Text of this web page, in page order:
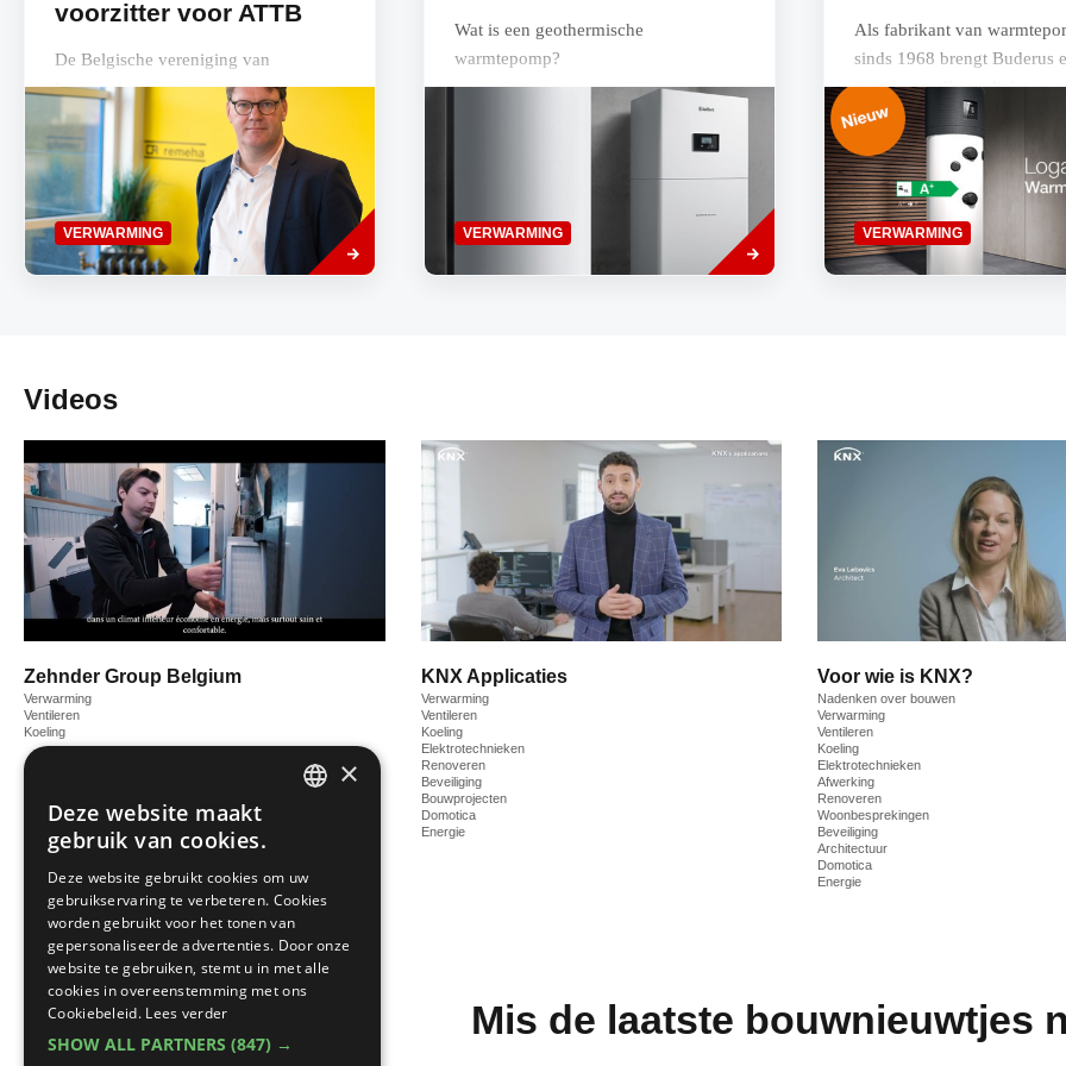
voorzitter voor ATTB
De Belgische vereniging van
leveranciers van
verwarmingsmateriaal, ATTB, heeft
sinds 28 april 2023 een nieuwe raad
van bestuur en een nieuwe...
VERWARMING
meer
Wat is een geothermische
warmtepomp?
VERWARMING
Read
more
Als fabrikant van
sinds 1968 brengt Buderus
versie van zijn sanitaire
op de Belgische markt: De
WPT.
VERWARMING
Videos
Zehnder Group Belgium
Verwarming
Ventileren
Koeling
KNX Applicaties
Verwarming
Ventileren
Koeling
Elektrotechnieken
Renoveren
Beveiliging
Bouwprojecten
Domotica
Energie
Voor wie is KNX?
Nadenken over bouwen
Verwarming
Ventileren
Koeling
Elektrotechnieken
Afwerking
Renoveren
Woonbesprekingen
Beveiliging
Architectuur
Domotica
Energie
Mis de laatste bouwnieuwtjes
×
Deze website maakt
gebruik van cookies.
Deze website gebruikt cookies om uw
gebruikservaring te verbeteren. Cookies
worden gebruikt voor het tonen van
gepersonaliseerde advertenties. Door onze
website te gebruiken, stemt u in met alle
cookies in overeenstemming met ons
Cookiebeleid. Lees verder
SHOW ALL PARTNERS (847) →